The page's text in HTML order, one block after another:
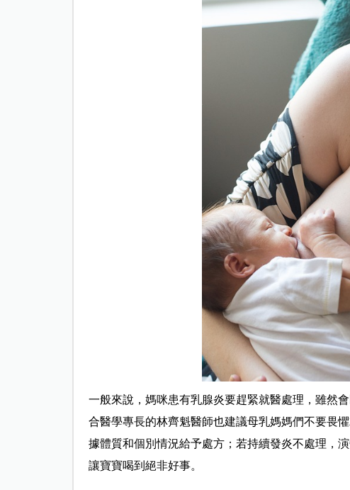
一般來說，媽咪患有乳腺炎要趕緊就醫處理，雖然
合醫學專長的林齊魁醫師也建議母乳媽媽們不要畏
據體質和個別情況給予處方；若持續發炎不處理，
讓寶寶喝到絕非好事。